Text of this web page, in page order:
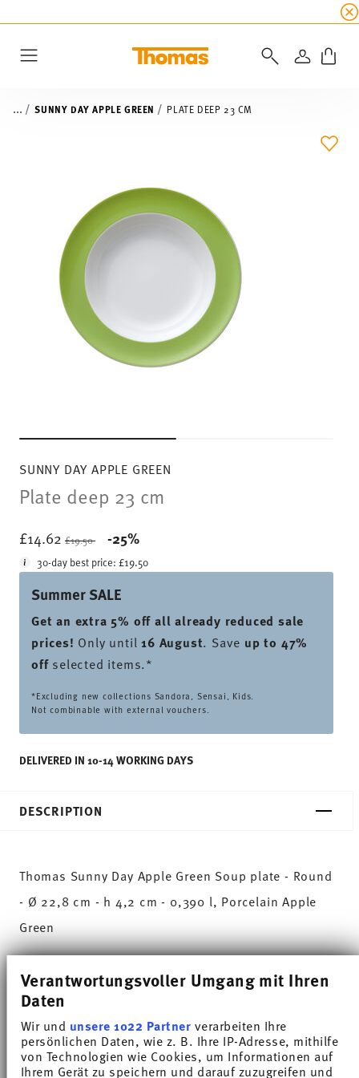
Verantwortungsvoller Umgang mit Ihren
Daten
Wir und unsere 1022 Partnerverarbeiten Ihre
persönlichen Daten, wie z. B. Ihre IP-Adresse, mithilfe
von Technologien wie Cookies, um Informationen auf
Ihrem Gerät zu speichern und darauf zuzugreifen und
all
LOGIN
... SUNNY DAY APPLE GREEN PLATE DEEP 23 CM
SUNNY DAY APPLE GREEN
Plate deep 23 cm
£14.62 Price reduced from
£19.50 -25%
30-day best price:£19.50
Summer SALE
Get an extra 5% off all already reduced sale
prices! Only until16 August. Save up to 47%
offselected items.*
*Excluding new collections Sandora, Sensai, Kids.
Not combinable with external vouchers.
DELIVERED IN 10-14 WORKING DAYS
ADD
DESCRIPTION
Thomas Sunny Day Apple Green Soup plate - Round
- Ø 22,8 cm - h 4,2 cm - 0,390 l, Porcelain Apple
Green
of combinations make Sunny Day so special,
worlds of every kind. Sunny Day’s pleasing and
cheerful style ensures that every day is simply